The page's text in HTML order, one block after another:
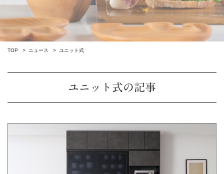
TOP ニュース ユニット式
ユニット式の記事